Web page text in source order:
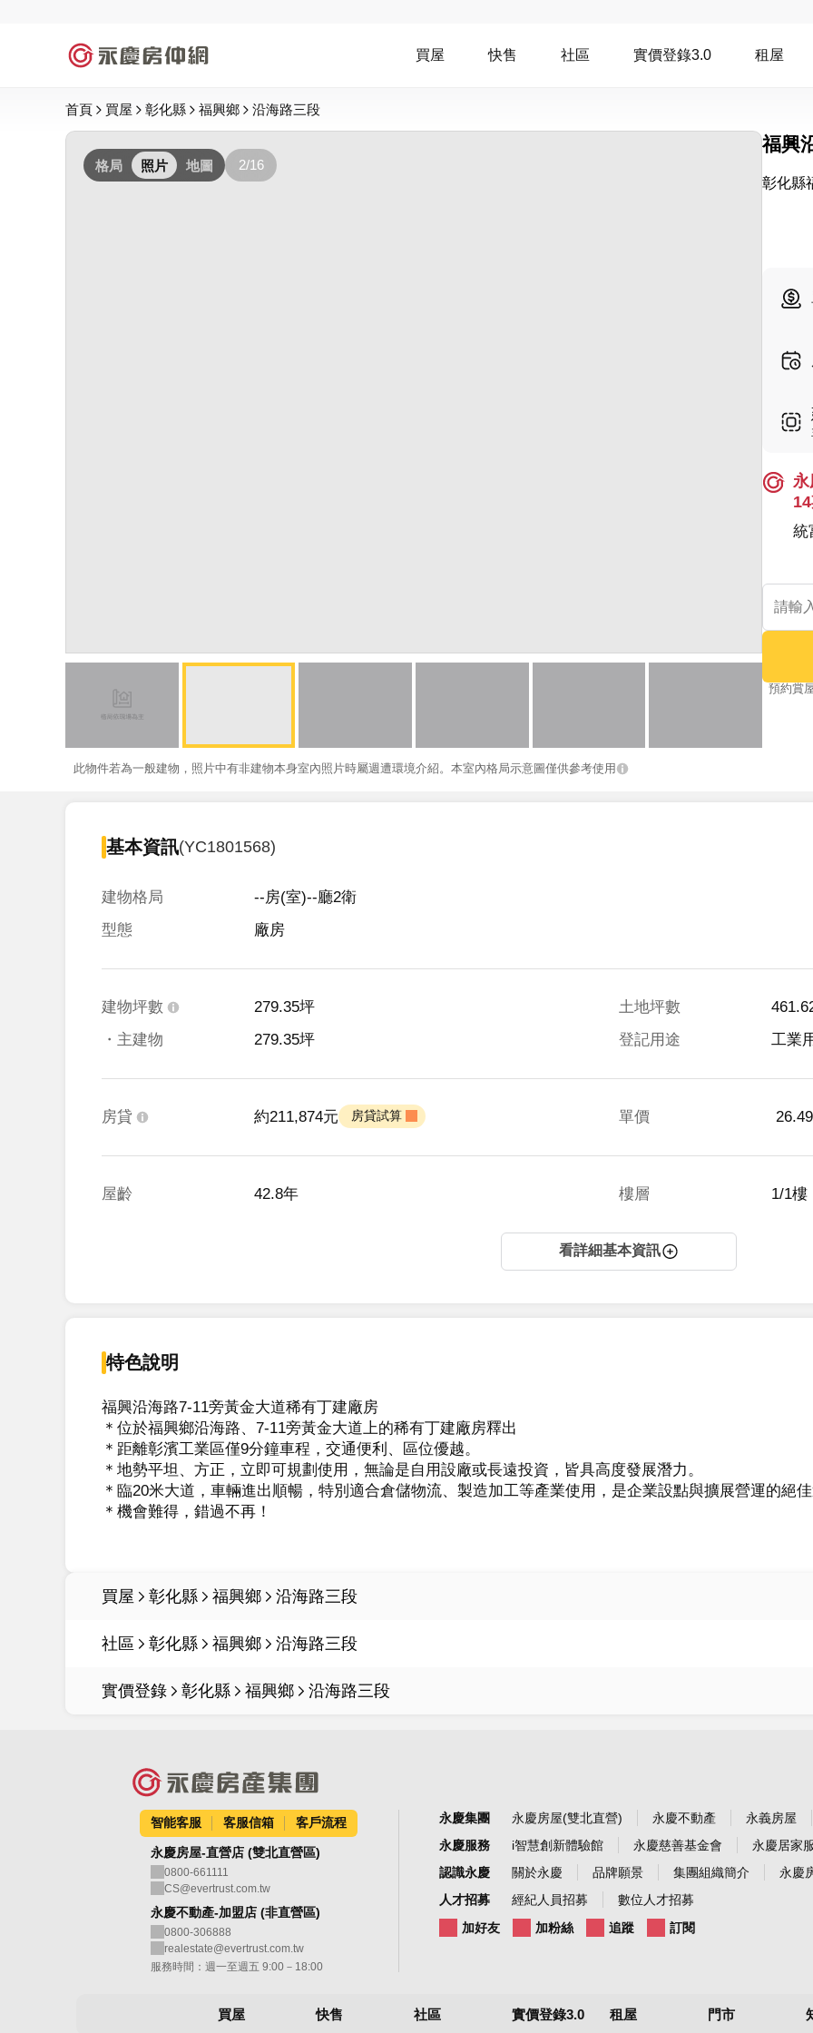
買屋 快售 社區 實價登錄3.0 租屋
首頁 買屋 彰化縣 福興鄉 沿海路三段
格局 照片 地圖 2/16
此物件若為一般建物，照片中有非建物本身室內照片時屬週遭環境介紹。本室內格局示意圖僅供參考使用
福興
彰化縣
永
統
預約賞
基本資訊(YC1801568)
建物格局
--房(室)--廳2衛
型態
廠房
建物坪數
279.35坪
・主建物
279.35坪
土地坪數
登記用途
工業
房貸 約211,874元 房貸試算 單價
屋齡 42.8年 樓層 1/1樓
看詳細基本資訊
特色說明
福興沿海路7-11旁黃金大道稀有丁建廠房
＊位於福興鄉沿海路、7-11旁黃金大道上的稀有丁建廠房釋出
＊距離彰濱工業區僅9分鐘車程，交通便利、區位優越。
＊地勢平坦、方正，立即可規劃使用，無論是自用設廠或長遠投資，皆具高度發展潛力。
＊臨20米大道，車輛進出順暢，特別適合倉儲物流、製造加工等產業使用，是企業設點與擴展營運的絕
＊機會難得，錯過不再！
買屋 彰化縣 福興鄉 沿海路三段
社區 彰化縣 福興鄉 沿海路三段
實價登錄 彰化縣 福興鄉 沿海路三段
智能客服 客服信箱 客戶流程
永慶房屋-直營店 (雙北直營區)
0800-661111
CS@evertrust.com.tw
永慶不動產-加盟店 (非直營區)
0800-306888
realestate@evertrust.com.tw
服務時間：週一至週五 9:00－18:00
永慶集團 永慶房屋(雙北直營) 永慶不動產
永義房屋
永慶服務
i智慧創新體驗館 永慶慈善基金會
永慶居家
認識永慶
關於永慶 品牌願景 集團組織簡介
永慶
人才招募
經紀人員招募
數位人才招募
加好友
加粉絲 追蹤 訂閱
買屋 快售 社區 實價登錄3.0 租屋 門市